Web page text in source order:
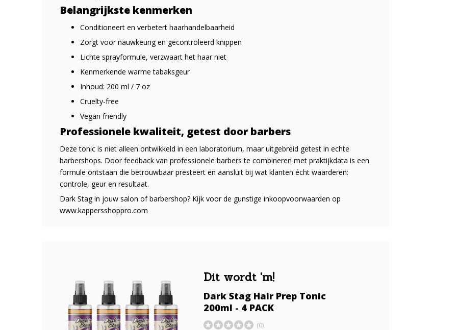
Belangrijkste kenmerken
Conditioneert en verbetert haarhandelbaarheid
Zorgt voor nauwkeurig en gecontroleerd knippen
Lichte sprayformule, verzwaart het haar niet
Kenmerkende warme tabaksgeur
Inhoud: 200 ml / 7 oz
Cruelty-free
Vegan friendly
Professionele kwaliteit, getest door barbers
Deze tonic is niet alleen ontwikkeld in een laboratorium, maar uitgebreid getest in echte
barbershops. Door feedback van professionele barbers te combineren met praktijkdata is een
formule ontstaan die betrouwbaar presteert en aansluit bij wat klanten écht waarderen:
controle, geur en resultaat.
Dark Stag in jouw salon of barbershop? Kijk voor de gunstige inkoopvoorwaarden op
www.kappersshoppro.com
Dit wordt 'm!
Dark Stag Hair Prep Tonic
200ml - 4 PACK
(0)